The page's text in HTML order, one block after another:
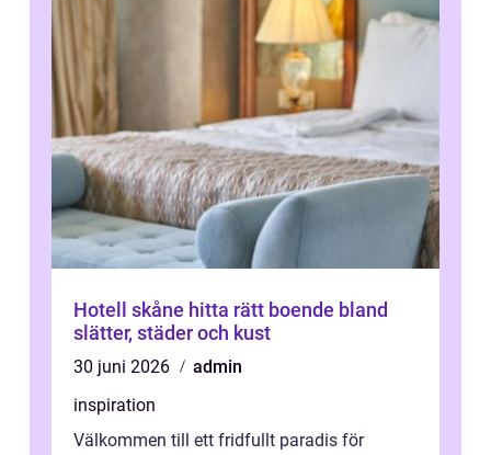
Hotell skåne hitta rätt boende bland
slätter, städer och kust
30 juni 2026
admin
inspiration
Välkommen till ett fridfullt paradis för